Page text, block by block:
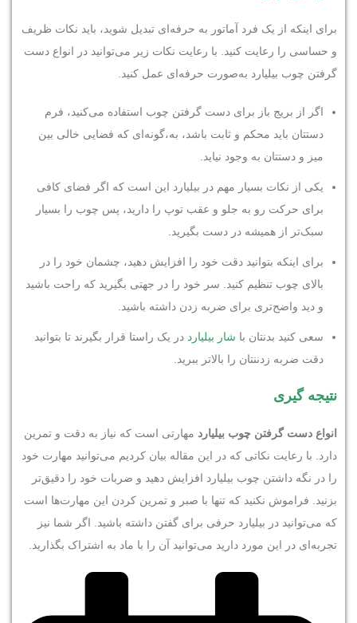
برای اینکه از یک فرد آماتور به حرفه‌ای تبدیل شوید، باید نکات ظریف
و حساسی را رعایت کنید. با رعایت نکات زیر می‌توانید در انواع دست
گرفتن چوب بیلیارد به‌صورت حرفه‌ای عمل کنید.
اگر از بریج باز برای دست گرفتن چوب استفاده می‌کنید، فرم
دستتان باید محکم و ثابت باشد، به،گونه‌ای که فضایی خالی بین
میز و دستتان به وجود نیاید.
یکی از نکات بسیار مهم در بیلیارد این است که اگر فضای کافی
برای حرکت رو به جلو و عقب توپ را دارید، پس چوب را بسیار
سبک‌تر از همیشه در دست بگیرید.
برای اینکه بتوانید دقت خود را افزایش دهید، چشمان خود را در
بالای چوب تنظیم کنید. سر خود را در جهتی بگیرید که راحت باشید
و دید واضح‌تری برای ضربه زدن داشته باشید.
سعی کنید بدنتان با شار بیلیارد در یک راستا قرار بگیرند تا بتوانید
دقت ضربه زدننتان را بالاتر ببرید.
نتیجه گیری
انواع دست گرفتن چوب بیلیارد مهارتی است که نیاز به دقت و تمرین
دارد. با رعایت نکاتی که در این مقاله بیان کردیم می‌توانید مهارت خود
را در نگه داشتن چوب بیلیارد افزایش دهید و ضربات خود را دقیق‌تر
بزنید. فراموش نکنید که تنها با صبر و تمرین کردن این مهارت‌ها است
که می‌توانید در بیلیارد حرفی برای گفتن داشته باشید. اگر شما نیز
تجربه‌ای در این مورد دارید می‌توانید آن را با ماد به اشتراک بگذارید.